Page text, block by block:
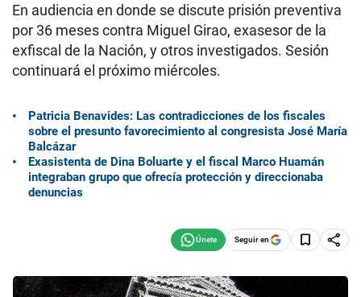
En audiencia en donde se discute prisión preventiva
por 36 meses contra Miguel Girao, exasesor de la
exfiscal de la Nación, y otros investigados. Sesión
continuará el próximo miércoles.
Patricia Benavides: Las contradicciones de los fiscales
sobre el presunto favorecimiento al congresista José María
Balcázar
Exasistenta de Dina Boluarte y el fiscal Marco Huamán
integraban grupo que ofrecía protección y direccionaba
denuncias
Seguir en